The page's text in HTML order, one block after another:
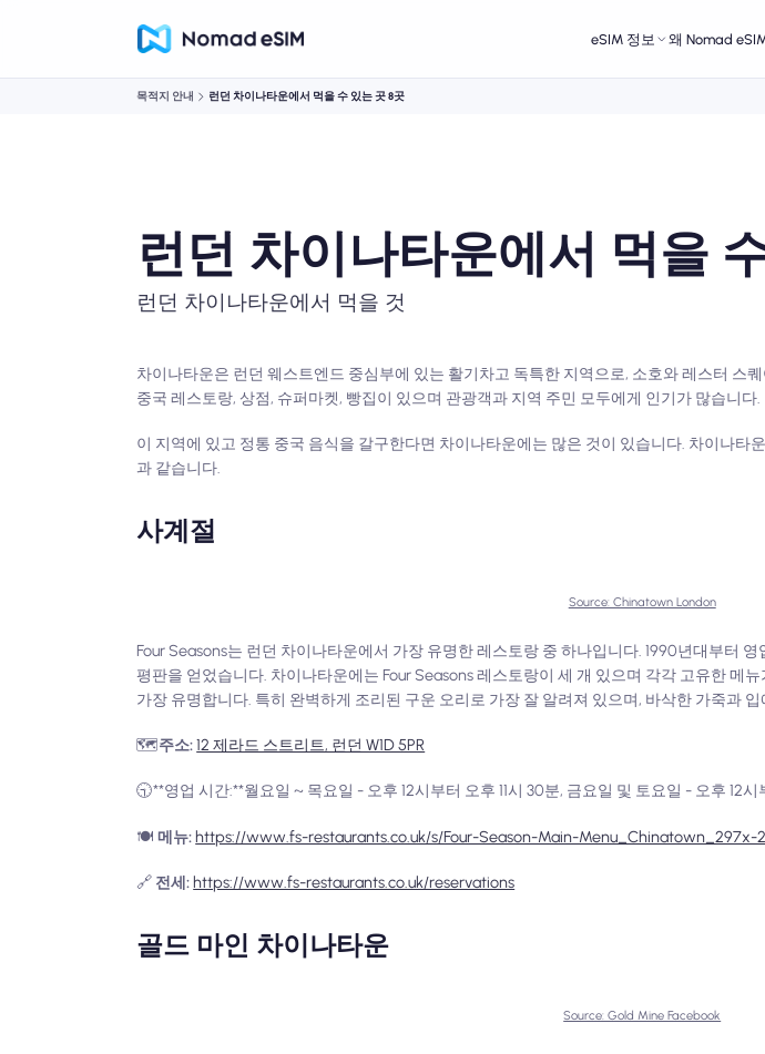
eSIM 정보 왜 Nomad
목적지 안내 런던 차이나타운에서 먹을 수 있는 곳 8곳
런던 차이나타운에서 먹을
런던 차이나타운에서 먹을 것
차이나타운은 런던 웨스트엔드 중심부에 있는 활기차고 독특한 지역으로, 소호와 레스터 스
중국 레스토랑, 상점, 슈퍼마켓, 빵집이 있으며 관광객과 지역 주민 모두에게 인기가 많습니다.
이 지역에 있고 정통 중국 음식을 갈구한다면 차이나타운에는 많은 것이 있습니다. 차이나타
과 같습니다.
사계절
Source: Chinatown London
Four Seasons는 런던 차이나타운에서 가장 유명한 레스토랑 중 하나입니다. 1990년대부터
평판을 얻었습니다. 차이나타운에는 Four Seasons 레스토랑이 세 개 있으며 각각 고유한 메
가장 유명합니다. 특히 완벽하게 조리된 구운 오리로 가장 잘 알려져 있으며, 바삭한 가죽과
🗺️주소:12 제라드 스트리트, 런던 W1D 5PR
🕤**영업 시간:**월요일 ~ 목요일 - 오후 12시부터 오후 11시 30분, 금요일 및 토요일 - 오후 12
🍽️메뉴:https://www.fs-restaurants.co.uk/s/Four-Season-Main-Menu_Chinatown_297x-
🔗 전세:https://www.fs-restaurants.co.uk/reservations
골드 마인 차이나타운
Source: Gold Mine Facebook